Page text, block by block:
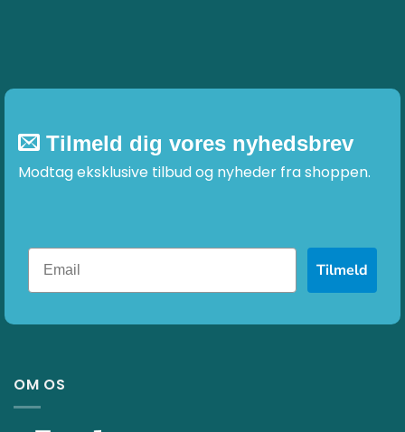
Tilmeld dig vores nyhedsbrev
Modtag eksklusive tilbud og nyheder fra shoppen.
Tilmeld
OM OS